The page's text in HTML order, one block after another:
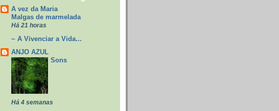
A vez da Maria
Malgas de marmelada
Há 21 horas
~ A Vivenciar a Vida...
ANJO AZUL
Sons
Há 4 semanas